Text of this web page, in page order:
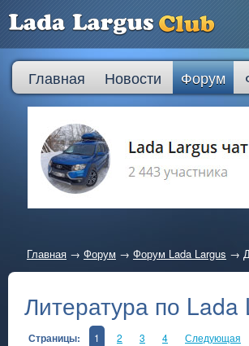
Главная Новости Форум
Главная → Форум → Форум Lada Largus →
Литература по Lada
Страницы: 1 2 3 4 Следующая